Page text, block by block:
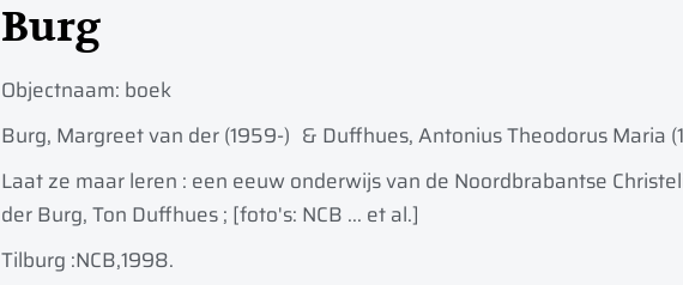
Burg
Objectnaam: boek
Burg, Margreet van der (1959-) & Duffhues, Antonius Theodorus Maria
Laat ze maar leren : een eeuw onderwijs van de Noordbrabantse
der Burg, Ton Duffhues ; [foto's: NCB ... et al.]
Tilburg :NCB,1998.